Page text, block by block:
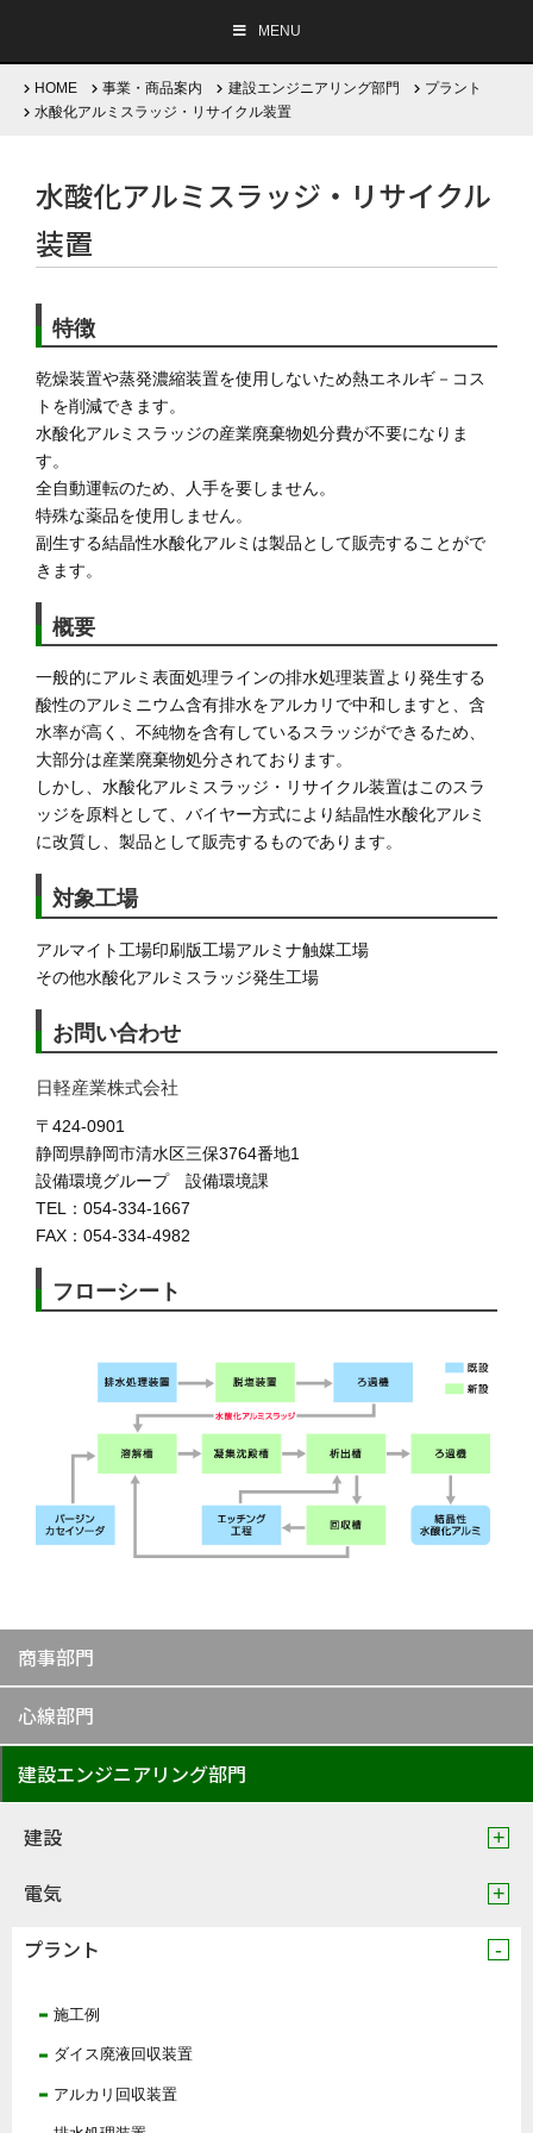
MENU
サステナビリティ
Company Brochure English / 日本語
HOME 事業・商品案内 建設エンジニアリング部門
プラント
水酸化アルミスラッジ・リサイクル装置
水酸化アルミスラッジ・リサイクル
装置
特徴
乾燥装置や蒸発濃縮装置を使用しないため熱エネルギ－コス
トを削減できます。
水酸化アルミスラッジの産業廃棄物処分費が不要になりま
す。
全自動運転のため、人手を要しません。
特殊な薬品を使用しません。
副生する結晶性水酸化アルミは製品として販売することがで
きます。
概要
一般的にアルミ表面処理ラインの排水処理装置より発生する
酸性のアルミニウム含有排水をアルカリで中和しますと、含
水率が高く、不純物を含有しているスラッジができるため、
大部分は産業廃棄物処分されております。
しかし、水酸化アルミスラッジ・リサイクル装置はこのスラ
ッジを原料として、バイヤー方式により結晶性水酸化アルミ
に改質し、製品として販売するものであります。
対象工場
アルマイト工場印刷版工場アルミナ触媒工場
その他水酸化アルミスラッジ発生工場
お問い合わせ
日軽産業株式会社
〒424-0901
静岡県静岡市清水区三保3764番地1
設備環境グループ 設備環境課
TEL：054-334-1667
FAX：054-334-4982
フローシート
商事部門
心線部門
建設エンジニアリング部門
建設
電気
プラント
施工例
ダイス廃液回収装置
アルカリ回収装置